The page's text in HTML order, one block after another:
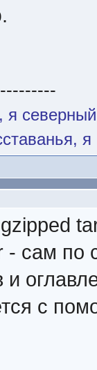
я
- сам по
с